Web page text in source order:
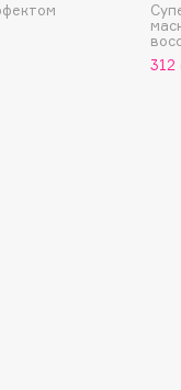
312